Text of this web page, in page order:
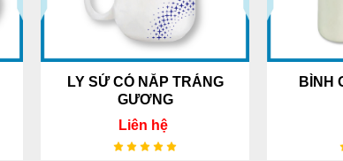
LY SỨ CÓ NẮP TRÁNG
GƯƠNG
Liên hệ
BÌNH